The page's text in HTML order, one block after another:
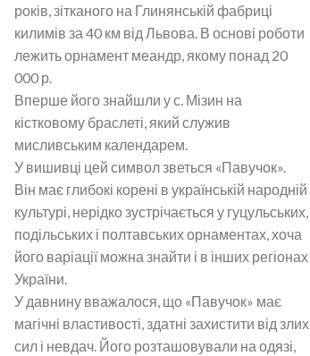
років, зітканого на Глинянській фабриці
килимів за 40 км від Львова. В основі роботи
лежить орнамент меандр, якому понад 20
000 р.
Вперше його знайшли у с. Мізин на
кістковому браслеті, який служив
мисливським календарем.
У вишивці цей символ зветься «Павучок».
Він має глибокі корені в українській народній
культурі, нерідко зустрічається у гуцульських,
подільських і полтавських орнаментах, хоча
його варіації можна знайти і в інших регіонах
України.
У давнину вважалося, що «Павучок» має
магічні властивості, здатні захистити від злих
сил і невдач. Його розташовували на одязі,